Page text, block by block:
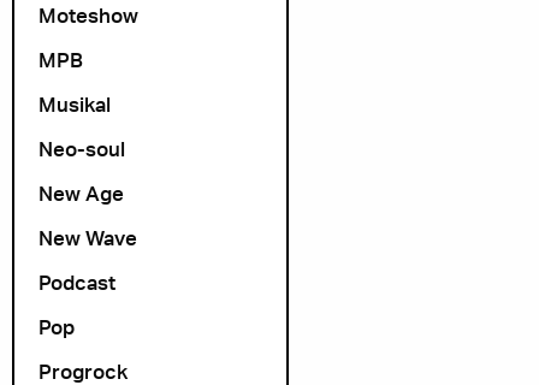
Moteshow
MPB
Musikal
Neo-soul
New Age
New Wave
Podcast
Pop
Progrock